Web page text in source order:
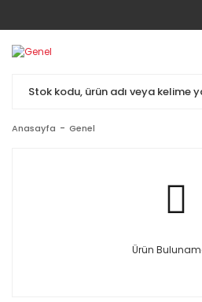
Anasayfa Genel
Ürün